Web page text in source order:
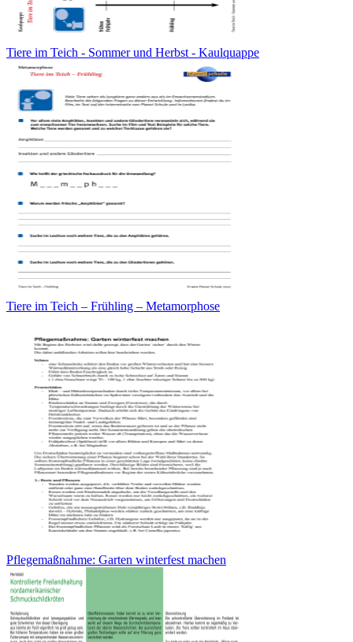
Tiere im Teich - Sommer und Herbst - Kaulquappe
Tiere im Teich – Frühling – Metamorphose
Pflegemaßnahme: Garten winterfest machen